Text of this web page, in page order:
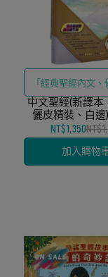
「經典聖經內文、
儷皮與精緻白邊
中文聖經(新譯本
儷皮精裝、白
裝）
NT$1,350
加入購物